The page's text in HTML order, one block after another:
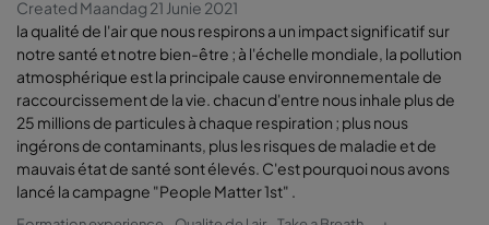
Created Maandag 21 Junie 2021
la qualité de l'air que nous respirons a un impact significatif sur
notre santé et notre bien-être ; à l'échelle mondiale, la pollution
atmosphérique est la principale cause environnementale de
raccourcissement de la vie. chacun d'entre nous inhale plus de
25 millions de particules à chaque respiration ; plus nous
ingérons de contaminants, plus les risques de maladie et de
mauvais état de santé sont élevés. C'est pourquoi nous avons
lancé la campagne "People Matter 1st" .